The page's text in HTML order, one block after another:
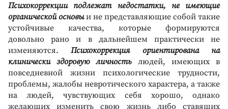
Психокоррекции подлежат недостатки, не имеющие
органической основыи не представляющие собой такие
устойчивые качества, которые формируются
довольно рано и в дальнейшем практически не
изменяются.Психокоррекция ориентирована на
клинически здоровую личность
людей, имеющих в
повседневной жизни психологические трудности,
проблемы, жалобы невротического характера, а также
на людей, чувствующих себя хорошо, однако
желающих изменить свою жизнь либо ставящих